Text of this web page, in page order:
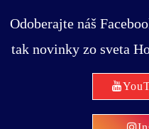
Odoberajte náš
tak novinky zo sveta